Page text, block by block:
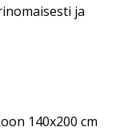
ja
140x200 cm